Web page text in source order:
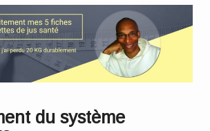
du système